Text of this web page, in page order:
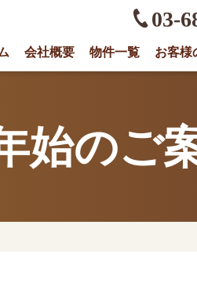
産会社｜売却・買取は
03-
会社概要 物件一覧 お客様
始のご